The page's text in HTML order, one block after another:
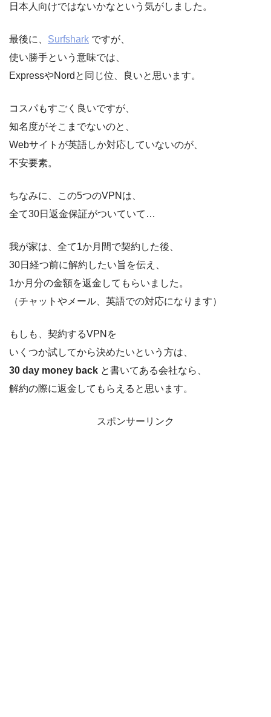
日本人向けではないかなという気がしました。
最後に、 Surfshark ですが、
使い勝手という意味では、
ExpressやNordと同じ位、良いと思います。
コスパもすごく良いですが、
知名度がそこまでないのと、
Webサイトが英語しか対応していないのが、
不安要素。
ちなみに、この5つのVPNは、
全て30日返金保証がついていて…
我が家は、全て1か月間で契約した後、
30日経つ前に解約したい旨を伝え、
1か月分の金額を返金してもらいました。
（チャットやメール、英語での対応になります）
もしも、契約するVPNを
いくつか試してから決めたいという方は、
30 day money back と書いてある会社なら、
解約の際に返金してもらえると思います。
スポンサーリンク